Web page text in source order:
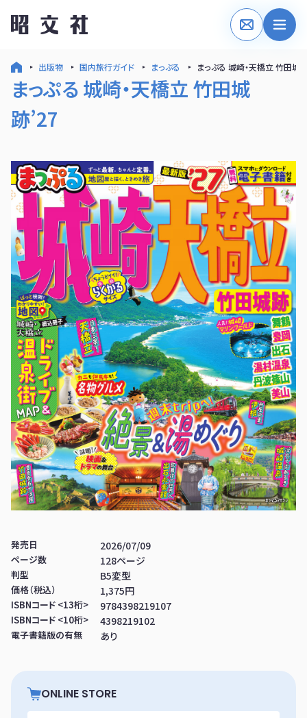
まっぷる 城崎・天橋立 竹田城
跡’27
出版物 国内旅行ガイド まっぷる まっぷる 城崎・天橋立 竹田城
発売日 2026/07/09
ページ数 128ページ
判型 B5変型
価格（税込） 1,375円
ISBNコード <13桁> 9784398219107
ISBNコード <10桁> 4398219102
電子書籍版の有無 あり
ONLINE STORE